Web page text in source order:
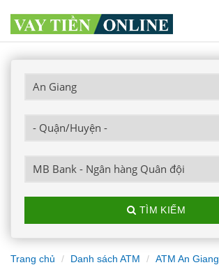
TÌM KIẾM
Trang chủ Danh sách ATM ATM An Giang